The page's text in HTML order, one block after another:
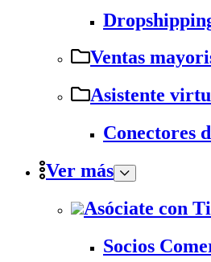
Ventas
Asistente
Conectores
Ver más
Asóciate con
Socios